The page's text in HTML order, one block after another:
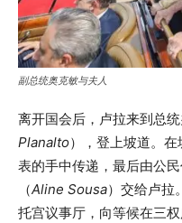
副总统奥克敏与夫人
离开国会后，卢拉来到总
Planalto），登上坡道。
表的手中传递，最后由公
（Aline Sousa）交给卢拉
托宫议事厅，向等候在三